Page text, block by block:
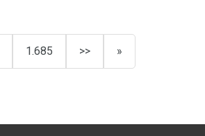
1.685 >> »